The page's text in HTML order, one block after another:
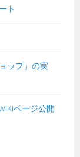
ト
ップ」の実
ページ公開